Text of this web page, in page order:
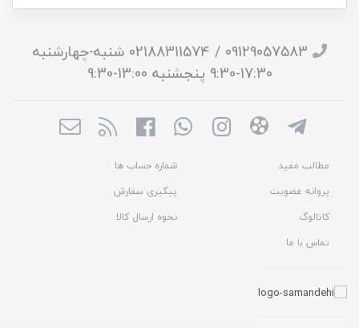
09129057583 / 02188311574 شنبه-چهارشنبه
17:30-9:30 پنجشنبه 13:00-9:30
مطالب مفید
شماره حساب ها
پروانه عضویت
پیگیری سفارش
کاتالوگ
نحوه ارسال کالا
تماس با ما